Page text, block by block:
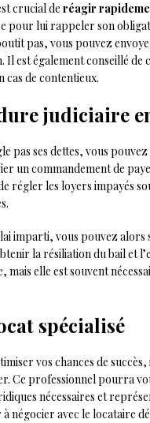
crucial de réagir
lui rappeler son
pas, vous pouvez
est également conseillé de
cas de contentieux.
judiciaire
pas ses dettes, vous pouvez
un commandement de
régler les loyers impayés
imparti, vous pouvez
la résiliation du bail et
elle est souvent
spécialisé
vos chances de
Ce professionnel pourra
nécessaires et
négocier avec le locataire